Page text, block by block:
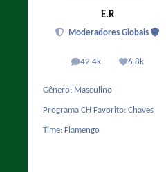
E.R
Moderadores Globais
42.4k
posts 6.8k
Reputação
Gênero: Masculino
Programa CH Favorito: Chaves
Time: Flamengo